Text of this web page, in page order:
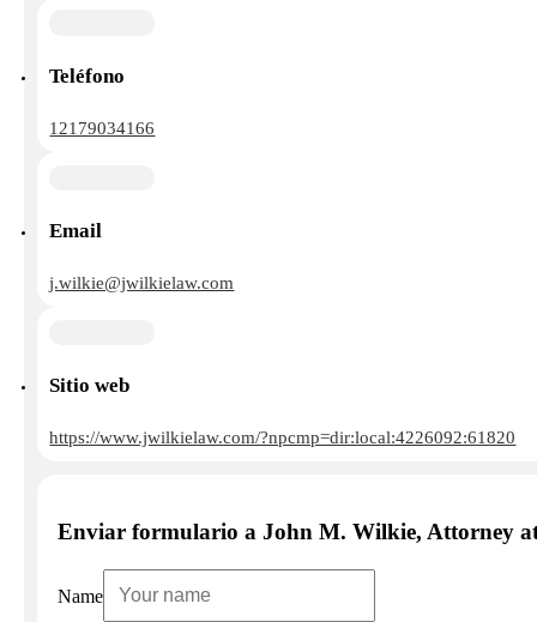
Teléfono
12179034166
Email
j.wilkie@jwilkielaw.com
Sitio web
https://www.jwilkielaw.com/?npcmp=dir:local:4226092:61820
Enviar formulario a John M. Wilkie, Attorney
Name